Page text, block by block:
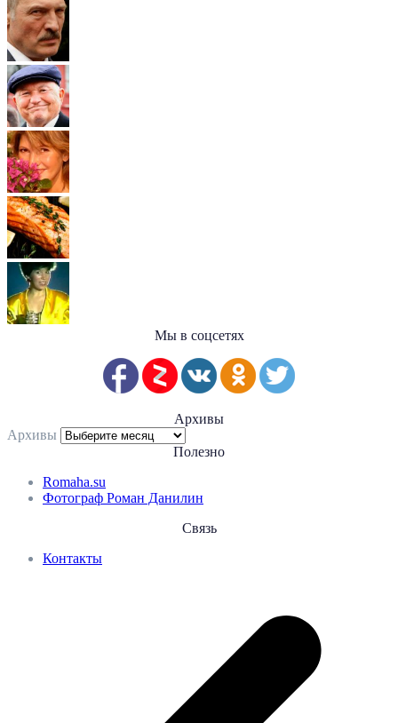
Мы в соцсетях
Архивы
Архивы
Полезно
Romaha.su
Фотограф Роман Данилин
Связь
Контакты